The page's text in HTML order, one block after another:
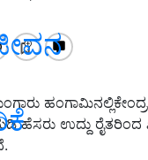
ಉದ್ದು ರೈತರಿಂದ